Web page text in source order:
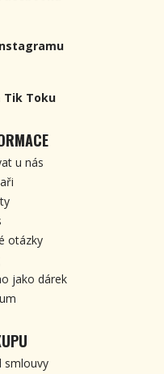
Tik Toku
u nás
otázky
jako dárek
smlouvy